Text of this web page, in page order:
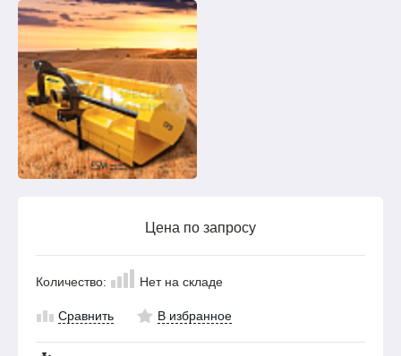
Цена по запросу
Количество: Нет на складе
Сравнить В избранное